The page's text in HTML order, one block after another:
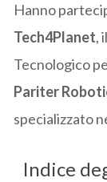
Hanno
Tech4Planet,
Tecnologico
Pariter
specializzato
Indice